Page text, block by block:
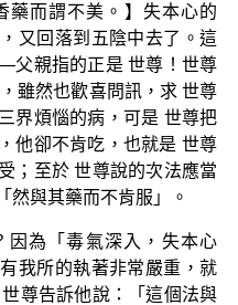
藥而謂不美。】失本心的
又回落到五陰中去了。這
父親指的正是 世尊！世尊
雖然也歡喜問訊，求 世尊
界煩惱的病，可是 世尊把
他卻不肯吃，也就是 世尊
；至於 世尊說的次法應當
然與其藥而不肯服」。
因為「毒氣深入，失本心
我所的執著非常嚴重，就
尊告訴他說：「這個法與